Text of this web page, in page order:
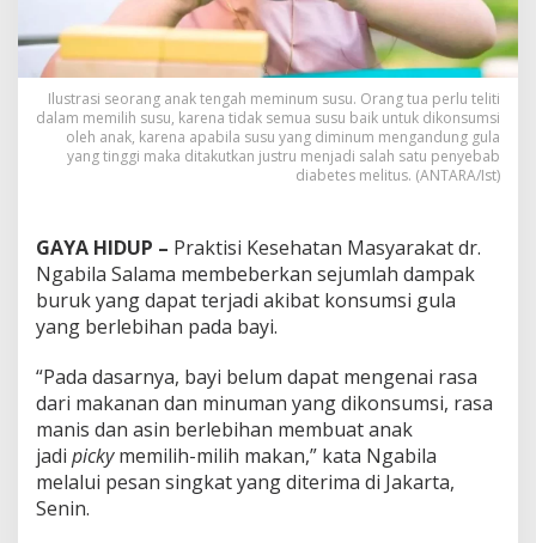
Ilustrasi seorang anak tengah meminum susu. Orang tua perlu teliti
dalam memilih susu, karena tidak semua susu baik untuk dikonsumsi
oleh anak, karena apabila susu yang diminum mengandung gula
yang tinggi maka ditakutkan justru menjadi salah satu penyebab
diabetes melitus. (ANTARA/Ist)
GAYA HIDUP – Praktisi Kesehatan Masyarakat dr.
Ngabila Salama membeberkan sejumlah dampak
buruk yang dapat terjadi akibat konsumsi gula
yang berlebihan pada bayi.
“Pada dasarnya, bayi belum dapat mengenai rasa
dari makanan dan minuman yang dikonsumsi, rasa
manis dan asin berlebihan membuat anak
jadi pickymemilih-milih makan,” kata Ngabila
melalui pesan singkat yang diterima di Jakarta,
Senin.